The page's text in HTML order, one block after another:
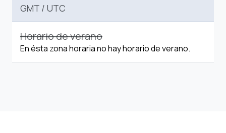
GMT / UTC
Horario de verano
En ésta zona horaria no hay horario de verano.